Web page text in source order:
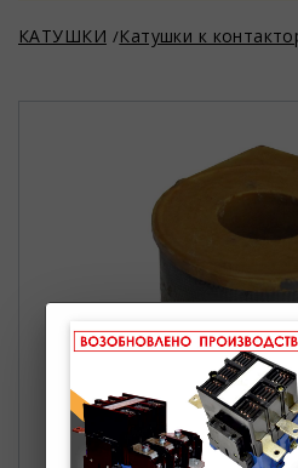
КАТУШКИ Катушки к